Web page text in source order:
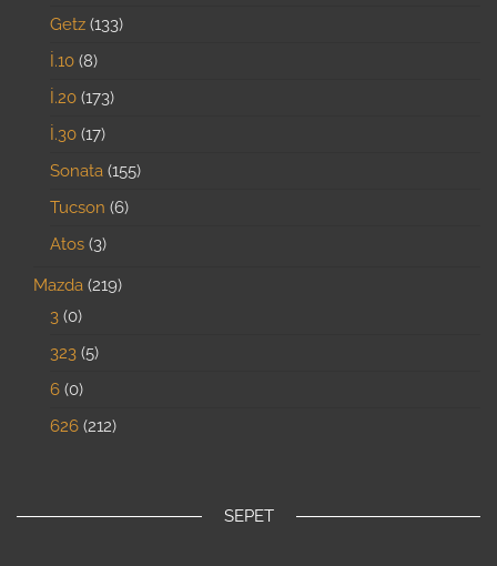
Getz 133
İ.10 8
İ.20 173
İ.30 17
Sonata 155
Tucson 6
Atos 3
Mazda 219
3 0
323 5
6 0
626 212
SEPET